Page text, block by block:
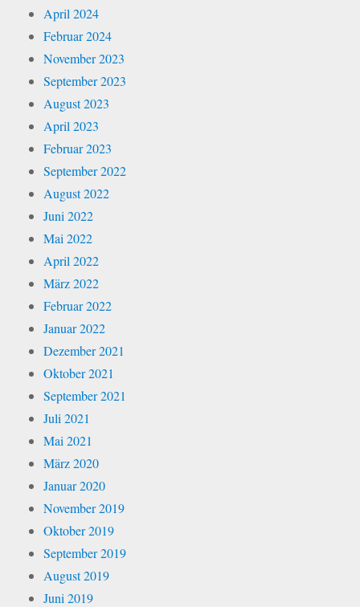
April 2024
Februar 2024
November 2023
September 2023
August 2023
April 2023
Februar 2023
September 2022
August 2022
Juni 2022
Mai 2022
April 2022
März 2022
Februar 2022
Januar 2022
Dezember 2021
Oktober 2021
September 2021
Juli 2021
Mai 2021
März 2020
Januar 2020
November 2019
Oktober 2019
September 2019
August 2019
Juni 2019